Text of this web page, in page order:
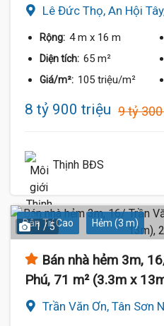
Lê Đức Thọ, An Hội
Rộng: 4 m x 16 m
Diện tích: 65 m²
Giá/m²: 105 triệu/m²
8 tỷ 900 triệu 9 tỷ
Thịnh BĐS
Dân Trí Cao Hẻm (3 m)
1 / 5
Bán nhà hẻm 3m,
Phú, 71 m² (3.3m x
Trần Văn Ơn, Tân Sơn